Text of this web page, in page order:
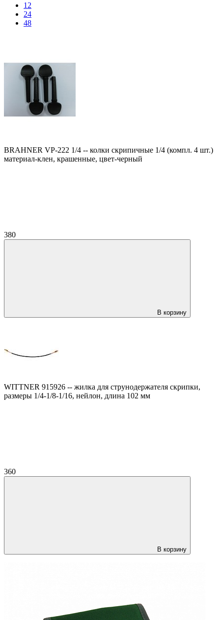
12
24
48
BRAHNER VP-222 1/4 -- колки скрипичные 1/4 (компл. 4 шт.)
материал-клен, крашенные, цвет-черный
380
В корзину
WITTNER 915926 -- жилка для струнодержателя скрипки,
размеры 1/4-1/8-1/16, нейлон, длина 102 мм
360
В корзину